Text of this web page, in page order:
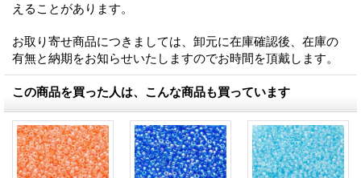
えることがあります。
お取り寄せ商品につきましては、卸元に在庫確認後、在庫の
有無と納期をお知らせいたしますのでお時間を頂戴します。
この商品を買った人は、こんな商品も買っています